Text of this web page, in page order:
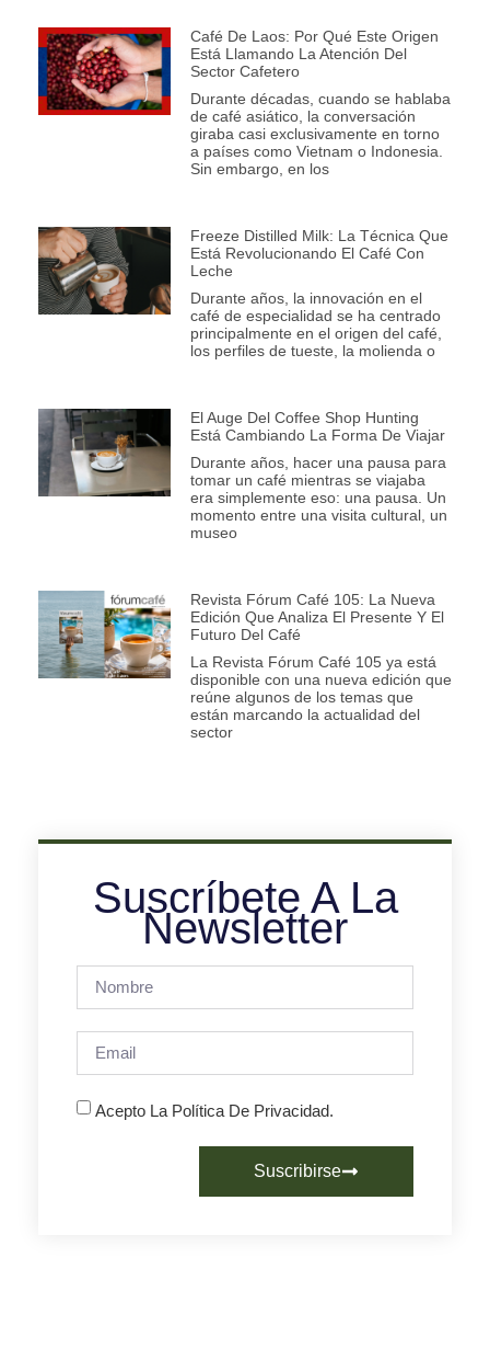
Café De Laos: Por Qué Este Origen
Está Llamando La Atención Del
Sector Cafetero
Durante décadas, cuando se hablaba
de café asiático, la conversación
giraba casi exclusivamente en torno
a países como Vietnam o Indonesia.
Sin embargo, en los
Freeze Distilled Milk: La Técnica Que
Está Revolucionando El Café Con
Leche
Durante años, la innovación en el
café de especialidad se ha centrado
principalmente en el origen del café,
los perfiles de tueste, la molienda o
El Auge Del Coffee Shop Hunting
Está Cambiando La Forma De Viajar
Durante años, hacer una pausa para
tomar un café mientras se viajaba
era simplemente eso: una pausa. Un
momento entre una visita cultural, un
museo
Revista Fórum Café 105: La Nueva
Edición Que Analiza El Presente Y El
Futuro Del Café
La Revista Fórum Café 105 ya está
disponible con una nueva edición que
reúne algunos de los temas que
están marcando la actualidad del
sector
Suscríbete A La
Newsletter
Acepto La Política De Privacidad.
Suscribirse